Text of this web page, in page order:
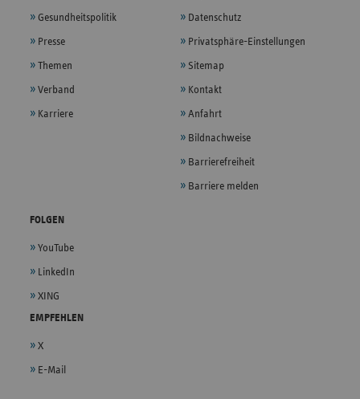
Gesundheitspolitik
Presse
Themen
Verband
Karriere
Datenschutz
Privatsphäre-Einstellungen
Sitemap
Kontakt
Anfahrt
Bildnachweise
Barrierefreiheit
Barriere melden
FOLGEN
YouTube
LinkedIn
XING
EMPFEHLEN
X
E-Mail